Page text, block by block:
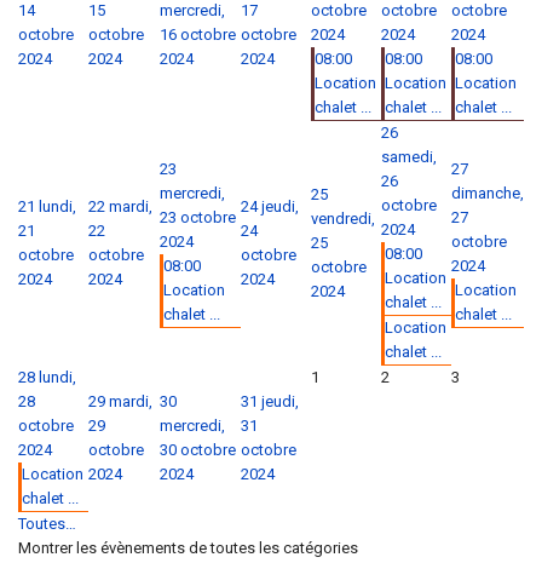
14
octobre
2024
15
octobre
2024
mercredi,
16 octobre
2024
17
octobre
2024
octobre
2024
08:00
Location
chalet ...
octobre
2024
08:00
Location
chalet ...
octobre
2024
08:00
Location
chalet ...
21 lundi,
21
octobre
2024
22 mardi,
22
octobre
2024
23
mercredi,
23 octobre
2024
08:00
Location
chalet ...
24 jeudi,
24
octobre
2024
25
vendredi,
25
octobre
2024
26
samedi,
26
octobre
2024
08:00
Location
chalet ...
Location
chalet ...
27
dimanche,
27
octobre
2024
Location
chalet ...
28 lundi,
28
octobre
2024
Location
chalet ...
29 mardi,
29
octobre
2024
30
mercredi,
30 octobre
2024
31 jeudi,
31
octobre
2024
1 2 3
Toutes…
Montrer les évènements de toutes les catégories